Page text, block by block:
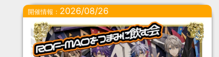
開催情報： 2026/08/26